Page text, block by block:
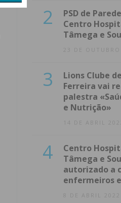
2
PSD de
Centro
Tâmega e
23 DE OUTUBRO
3
Lions Clube
Ferreira vai
palestra
e Nutrição»
14 DE ABRIL 2022
4
Centro
Tâmega e
autorizado a
enfermeiros
8 DE ABRIL 2022